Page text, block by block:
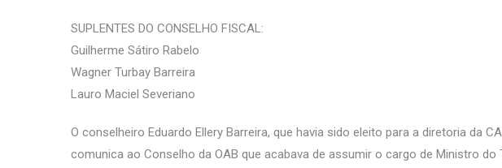
SUPLENTES DO CONSELHO FISCAL:
Guilherme Sátiro Rabelo
Wagner Turbay Barreira
Lauro Maciel Severiano
O conselheiro Eduardo Ellery Barreira, que havia sido eleito para a diretoria da
comunica ao Conselho da OAB que acabava de assumir o cargo de Ministro